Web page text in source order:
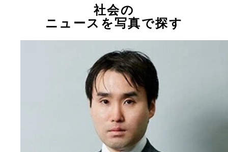
社会の
ニュースを写真で探す